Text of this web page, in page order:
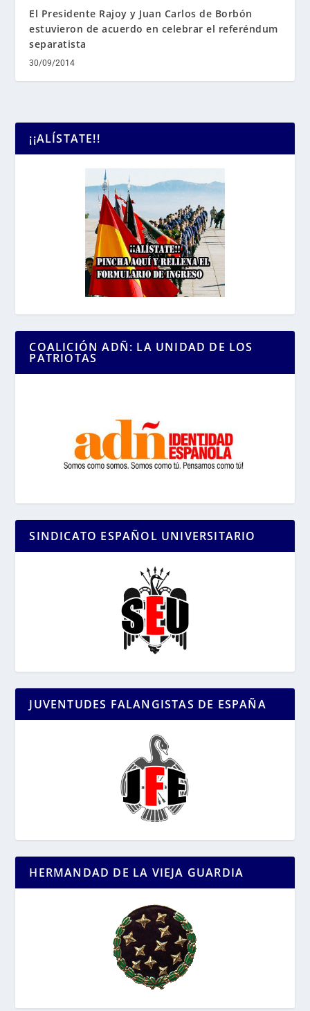
El Presidente Rajoy y Juan Carlos de Borbón
estuvieron de acuerdo en celebrar el referéndum
separatista
30/09/2014
¡¡ALÍSTATE!!
COALICIÓN ADÑ: LA UNIDAD DE LOS
PATRIOTAS
SINDICATO ESPAÑOL UNIVERSITARIO
JUVENTUDES FALANGISTAS DE ESPAÑA
HERMANDAD DE LA VIEJA GUARDIA